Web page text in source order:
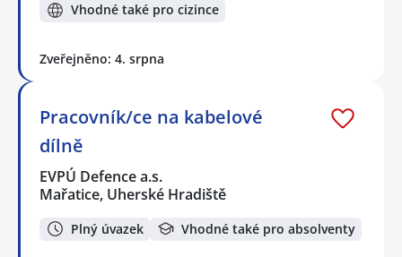
Vhodné také pro cizince
Zveřejněno: 4. srpna
Pracovník/ce na kabelové
dílně
EVPÚ Defence a.s.
Mařatice, Uherské Hradiště
Plný úvazek Vhodné také pro absolventy